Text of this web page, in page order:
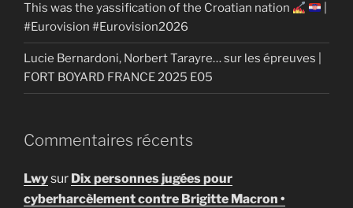
This was the yassification of the Croatian nation
#Eurovision #Eurovision2026
Lucie Bernardoni, Norbert Tarayre… sur les épreuves |
FORT BOYARD FRANCE 2025 E05
Commentaires récents
Lwysur Dix personnes jugées pour
cyberharcèlement contre Brigitte Macron •